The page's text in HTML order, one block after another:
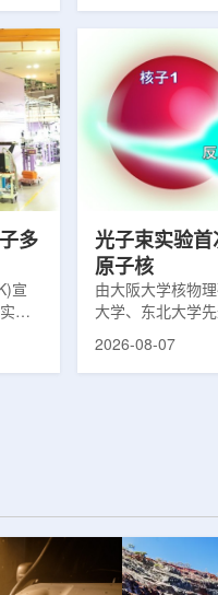
霍兹
家
以
数
关
人
子
研究
南、德国、印度
罗斯、台湾、菲
区的170余名学者
题覆盖高能物理
和宇宙学等多个
时涉及超越标准
量子光学与量子
分子等交叉研究
多
宣
验
世
和
在
光子束实验
原子核
由大阪大学核物
大学、东北大学
心、高丽大学、
射设施SP...
2026-08-07